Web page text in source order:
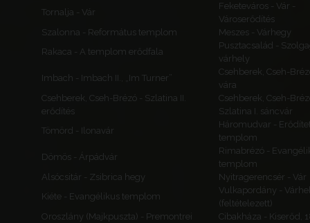
Tornalja - Vár
Feketeváros - Vár -
Városerődítés
Szalonna - Református templom
Meszes - Várhegy
Rakaca - A templom erődfala
Pusztacsalád -
várhely
Imbach - Imbach II., „Im Turner”
Csehberek, Cseh-
vára
Csehberek, Cseh-Brézó - Szlatina II.
erődítés
Csehberek, Cseh-
Szlatina I. sáncvár
Tömörd - Ilonavár
Háromudvar -
templom
Dömös - Árpádvár
Rimabrézó -
templom
Alsócsitár - Zsibrica hegy
Nyitragerencsér - Vár
Kiéte - Evangélikus templom
Vulkapordány -
(feltételezett)
Oroszlány (Majkpuszta) - Premontrei
Cibakháza - Kiserőd,